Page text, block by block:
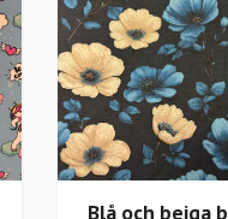
Blå och beiga